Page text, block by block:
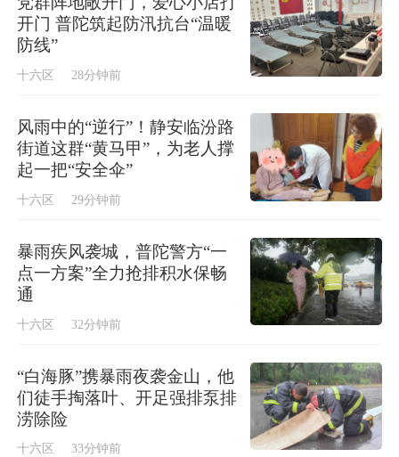
开门 普陀筑起防汛抗台“温暖
防线”
十六区 28分钟前
风雨中的“逆行”！静安临汾路
街道这群“黄马甲”，为老人撑
起一把“安全伞”
十六区 29分钟前
暴雨疾风袭城，普陀警方“一
点一方案”全力抢排积水保畅
通
十六区 32分钟前
“白海豚”携暴雨夜袭金山，他
们徒手掏落叶、开足强排泵排
涝除险
十六区 33分钟前